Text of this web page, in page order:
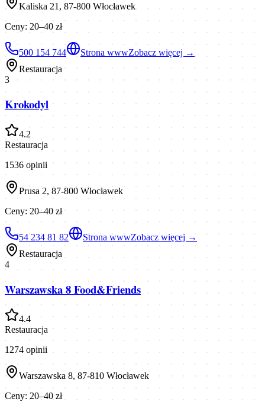
Kaliska 21, 87-800 Włocławek
Ceny: 20–40 zł
500 154 744 Strona wwwZobacz więcej →
Restauracja
3
Krokodyl
4.2
Restauracja
1536 opinii
Prusa 2, 87-800 Włocławek
Ceny:20–40 zł
54 234 81 82 Strona wwwZobacz więcej →
Restauracja
4
Warszawska 8 Food&Friends
4.4
Restauracja
1274 opinii
Warszawska 8, 87-810 Włocławek
Ceny: 20–40 zł